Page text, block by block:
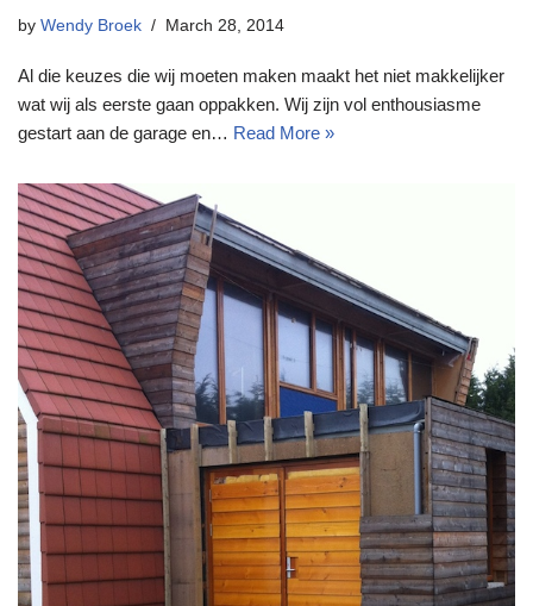
by Wendy Broek March 28, 2014
Al die keuzes die wij moeten maken maakt het niet makkelijker
wat wij als eerste gaan oppakken. Wij zijn vol enthousiasme
gestart aan de garage en… Read More »